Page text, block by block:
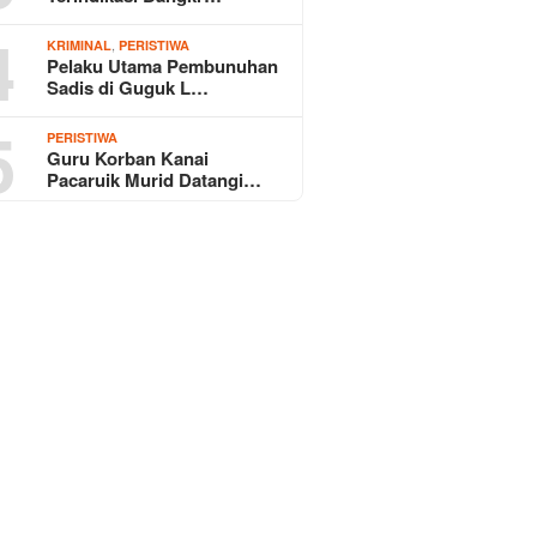
KRIMINAL,PERISTIWA
Pelaku Utama Pembunuhan
Sadis di Guguk L…
PERISTIWA
Guru Korban Kanai
Pacaruik Murid Datangi…